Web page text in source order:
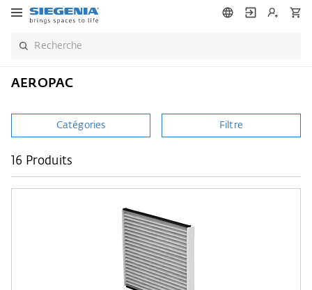
AEROPAC
Catégories Filtre
16 Produits